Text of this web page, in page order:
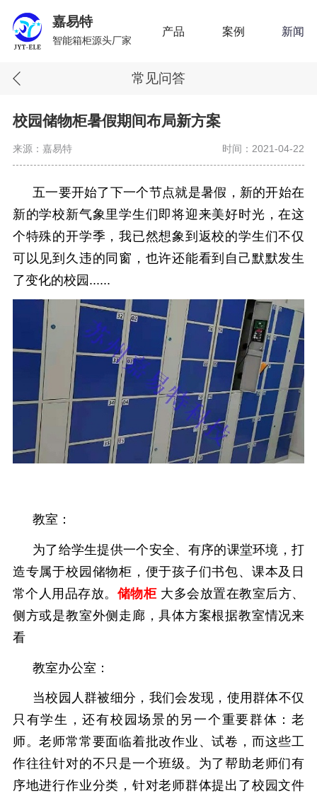
产品 案例 新闻
嘉易特
智能箱柜源头厂家
常见问答
校园储物柜暑假期间布局新方案
来源：嘉易特 时间：2021-04-22
五一要开始了下一个节点就是暑假，新的开始在
新的学校新气象里学生们即将迎来美好时光，在这
个特殊的开学季，我已然想象到返校的学生们不仅
可以见到久违的同窗，也许还能看到自己默默发生
了变化的校园 ......
教室：
为了给学生提供一个安全、有序的课堂环境，打
造专属于校园储物柜 ，便于孩子们书包、课本及日
常个人用品存放。 储物柜 大多会放置在教室后方、
侧方或是教室外侧走廊，具体方案根据教室情况来
看
教室办公室：
当校园人群被细分，我们会发现，使用群体不仅
只有学生，还有校园场景的另一个重要群体：老
师。老师常常要面临着批改作业、试卷，而这些工
作往往针对的不只是一个班级。为了帮助老师们有
序地进行作业分类，针对老师群体提出了校园文件